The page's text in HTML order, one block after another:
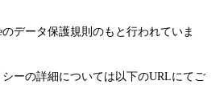
データ保護規則のもと行われていま
ーの詳細については以下のURLにてご